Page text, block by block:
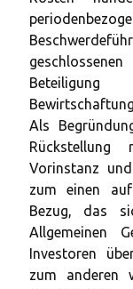
Als
Rückstellung
Vorinstanz
zum einen
Bezug, das
Allgemeinen
Investoren
zum anderen